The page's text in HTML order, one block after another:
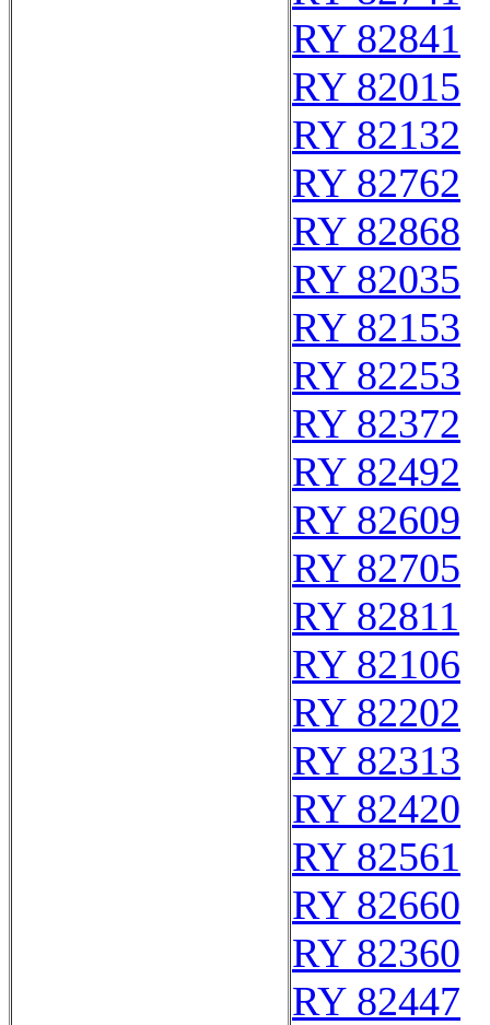
RY 82841
RY 82015
RY 82132
RY 82762
RY 82868
RY 82035
RY 82153
RY 82253
RY 82372
RY 82492
RY 82609
RY 82705
RY 82811
RY 82106
RY 82202
RY 82313
RY 82420
RY 82561
RY 82660
RY 82360
RY 82447